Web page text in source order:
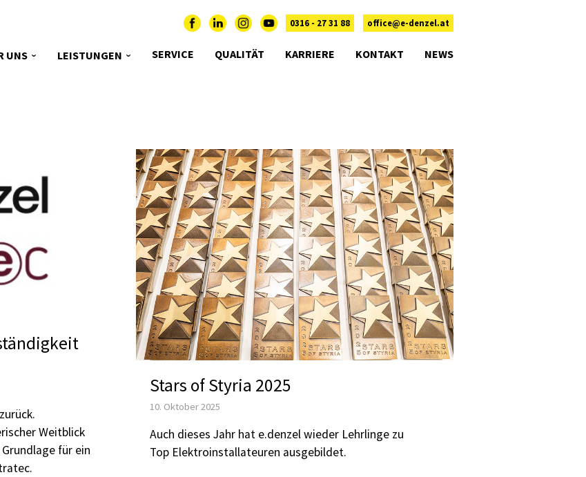
0316 - 27 31 88 office@e-denzel.at
UNS LEISTUNGEN SERVICE QUALITÄT KARRIERE KONTAKT NEWS
Weitblick
für ein
Stars of Styria 2025
10. Oktober 2025
Auch dieses Jahr hat e.denzel wieder Lehrlinge zu
Top Elektroinstallateuren ausgebildet.